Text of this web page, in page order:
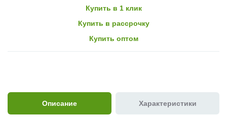
Купить в 1 клик
Купить в рассрочку
Купить оптом
Описание Характеристики